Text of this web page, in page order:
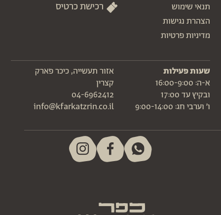
רכישת כרטיס
תנאי שימוש
הצהרת נגישות
מדיניות פרטיות
אזור תעשייה, כיכר פארק
קצרין
04-6962412
info@kfarkatzrin.co.il
שעות פעילות
א-ה: 16:00-9:00
ובקיץ עד 17:00
ו׳ וערבי חג: 9:00-14:00